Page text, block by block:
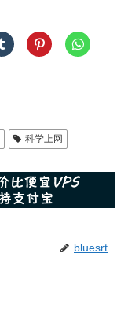
科学上网
bluesrt